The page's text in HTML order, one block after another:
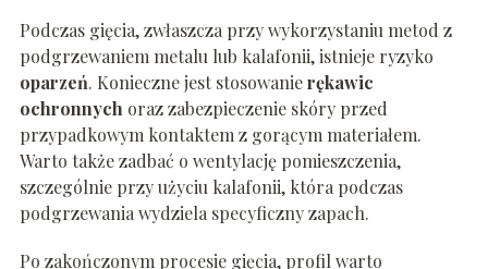
Podczas gięcia, zwłaszcza przy wykorzystaniu metod z
podgrzewaniem metalu lub kalafonii, istnieje ryzyko
oparzeń. Konieczne jest stosowanierękawic
ochronnychoraz zabezpieczenie skóry przed
przypadkowym kontaktem z gorącym materiałem.
Warto także zadbać o wentylację pomieszczenia,
szczególnie przy użyciu kalafonii, która podczas
podgrzewania wydziela specyficzny zapach.
Po zakończonym procesie gięcia, profil warto